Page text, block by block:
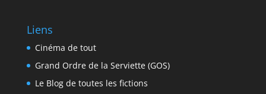
Liens
Cinéma de tout
Grand Ordre de la Serviette (GOS)
Le Blog de toutes les fictions